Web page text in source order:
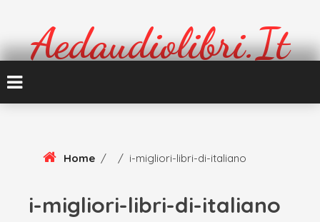
Aedaudiolibri.it
Home / / i-migliori-libri-di-italiano
i-migliori-libri-di-italiano